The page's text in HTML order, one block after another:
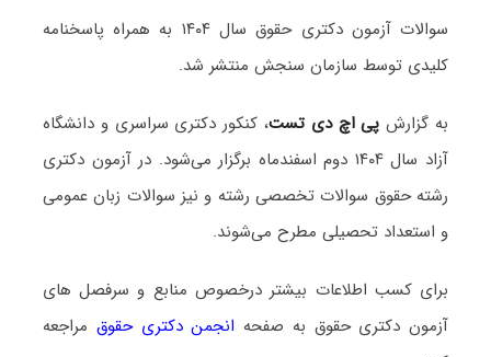
سوالات آزمون دکتری حقوق سال ۱۴۰۴ به همراه پاسخنامه
کلیدی توسط سازمان سنجش منتشر شد.
به گزارشپی اچ دی تست، کنکور دکتری سراسری و دانشگاه
آزاد سال ۱۴۰۴ دوم اسفندماه برگزار می‌شود. در آزمون دکتری
رشته حقوق سوالات تخصصی رشته و نیز سوالات زبان عمومی
و استعداد تحصیلی مطرح می‌شوند.
برای کسب اطلاعات بیشتر درخصوص منابع و سرفصل های
آزمون دکتری حقوق به صفحه انجمن دکتری حقوق مراجعه